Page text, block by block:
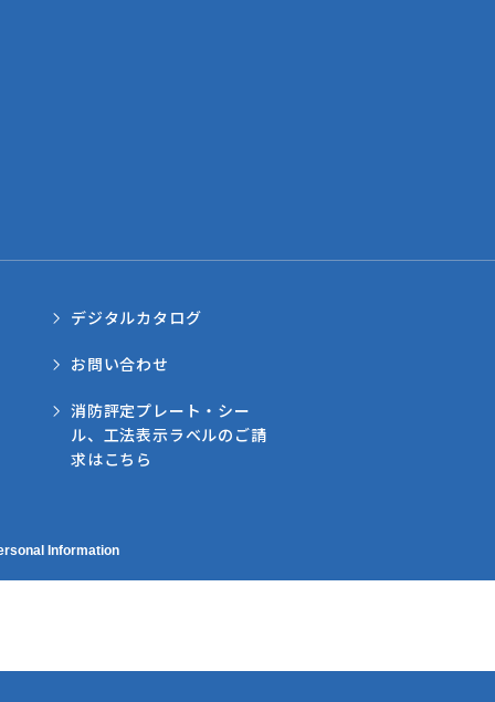
デジタルカタログ
お問い合わせ
消防評定プレート・シー
ル、工法表示ラベルのご請
求はこちら
Information